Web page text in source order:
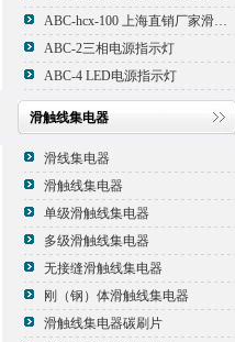
ABC-hcx-100 上海直销厂家滑触线指示灯
ABC-2三相电源指示灯
ABC-4 LED电源指示灯
滑触线集电器
滑线集电器
滑触线集电器
单级滑触线集电器
多级滑触线集电器
无接缝滑触线集电器
刚（钢）体滑触线集电器
滑触线集电器碳刷片